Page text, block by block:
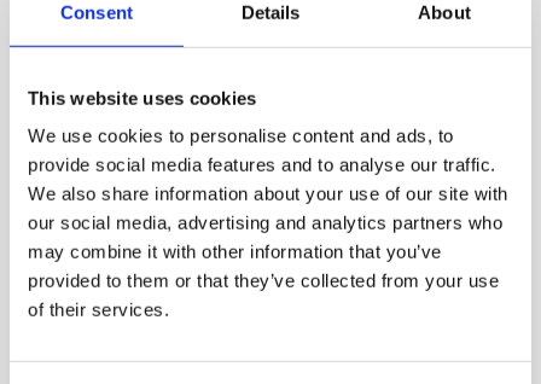
Consent Details About
This website uses cookies
We use cookies to personalise content and ads, to
provide social media features and to analyse our traffic.
We also share information about your use of our site with
our social media, advertising and analytics partners who
may combine it with other information that you’ve
provided to them or that they’ve collected from your use
of their services.
riippuen).
Paineenkesto: Matalasta korkeapaineisiin
Hyväksynnät: ATEX, FDA, EHEDG,
EC1935/2004, USP Class VI – myös vaativiin
hygienia- ja turvallisuuskohteisiin.
Tyypillisiä sovelluksia
Kemikaalien ja liuottimien siirto
Elintarvike- ja lääketeollisuus